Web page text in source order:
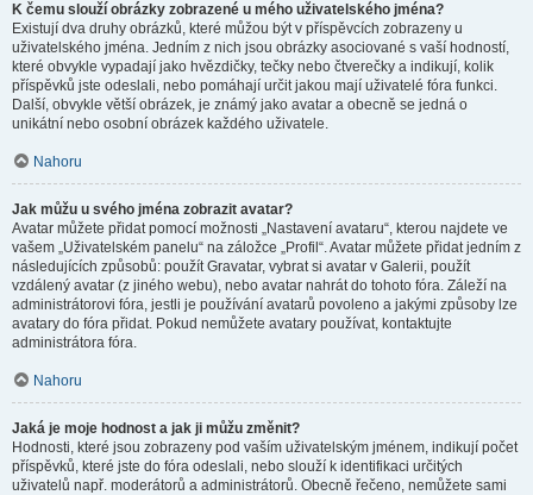
K čemu slouží obrázky zobrazené u mého uživatelského jména?
Existují dva druhy obrázků, které můžou být v příspěvcích zobrazeny u
uživatelského jména. Jedním z nich jsou obrázky asociované s vaší hodností,
které obvykle vypadají jako hvězdičky, tečky nebo čtverečky a indikují, kolik
příspěvků jste odeslali, nebo pomáhají určit jakou mají uživatelé fóra funkci.
Další, obvykle větší obrázek, je známý jako avatar a obecně se jedná o
unikátní nebo osobní obrázek každého uživatele.
Nahoru
Jak můžu u svého jména zobrazit avatar?
Avatar můžete přidat pomocí možnosti „Nastavení avataru“, kterou najdete ve
vašem „Uživatelském panelu“ na záložce „Profil“. Avatar můžete přidat jedním z
následujících způsobů: použít Gravatar, vybrat si avatar v Galerii, použít
vzdálený avatar (z jiného webu), nebo avatar nahrát do tohoto fóra. Záleží na
administrátorovi fóra, jestli je používání avatarů povoleno a jakými způsoby lze
avatary do fóra přidat. Pokud nemůžete avatary používat, kontaktujte
administrátora fóra.
Nahoru
Jaká je moje hodnost a jak ji můžu změnit?
Hodnosti, které jsou zobrazeny pod vaším uživatelským jménem, indikují počet
příspěvků, které jste do fóra odeslali, nebo slouží k identifikaci určitých
uživatelů např. moderátorů a administrátorů. Obecně řečeno, nemůžete sami